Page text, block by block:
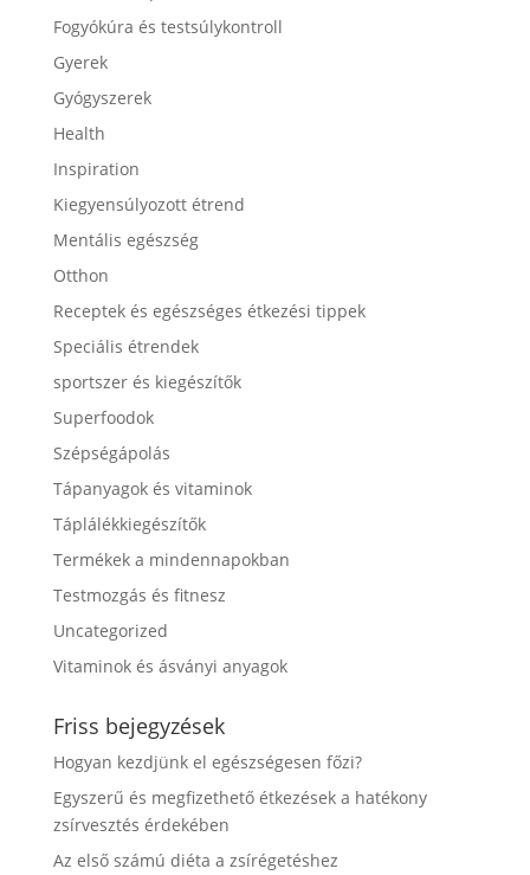
Fogyókúra és testsúlykontroll
Gyerek
Gyógyszerek
Health
Inspiration
Kiegyensúlyozott étrend
Mentális egészség
Otthon
Receptek és egészséges étkezési tippek
Speciális étrendek
sportszer és kiegészítők
Superfoodok
Szépségápolás
Tápanyagok és vitaminok
Táplálékkiegészítők
Termékek a mindennapokban
Testmozgás és fitnesz
Uncategorized
Vitaminok és ásványi anyagok
Friss bejegyzések
Hogyan kezdjünk el egészségesen főzi?
Egyszerű és megfizethető étkezések a hatékony
zsírvesztés érdekében
Az első számú diéta a zsírégetéshez